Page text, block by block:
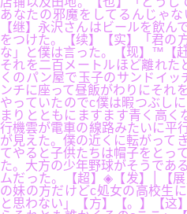
あなたの邪魔をしてるんじゃ
【继】永沢さんはビールを飲ん
をつけた。【续】【实】「君の
な」と僕は言った。【现】™【
それを二百メートルほど離れた
くのパン屋で玉子のサンドイッ
ンチに座って昼飯がわりにそれ
やっていたのでc僕は暇つぶし
まりとともにますます青く高
行機雲が電車の線路みたいに平
が見えた。僕の近くに転がって
てやると子供たちは帽子をとっ
た。大方の少年野球がそうであ
ムだった。【超】◈【发】│【
の妹の方だけどc処女の高校生
と思わない」【方】【。】【这